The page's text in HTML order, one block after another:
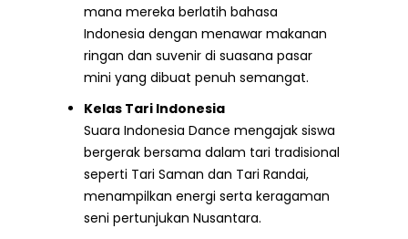
mana mereka berlatih bahasa
Indonesia dengan menawar makanan
ringan dan suvenir di suasana pasar
mini yang dibuat penuh semangat.
Kelas Tari Indonesia
Suara Indonesia Dance mengajak siswa
bergerak bersama dalam tari tradisional
seperti Tari Saman dan Tari Randai,
menampilkan energi serta keragaman
seni pertunjukan Nusantara.